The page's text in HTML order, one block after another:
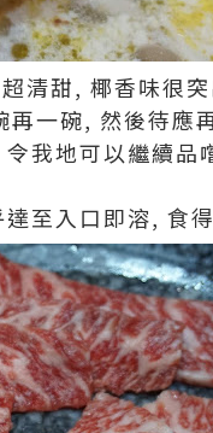
清甜, 椰香味很
一碗, 然後待應
我地可以繼續品
至入口即溶, 食